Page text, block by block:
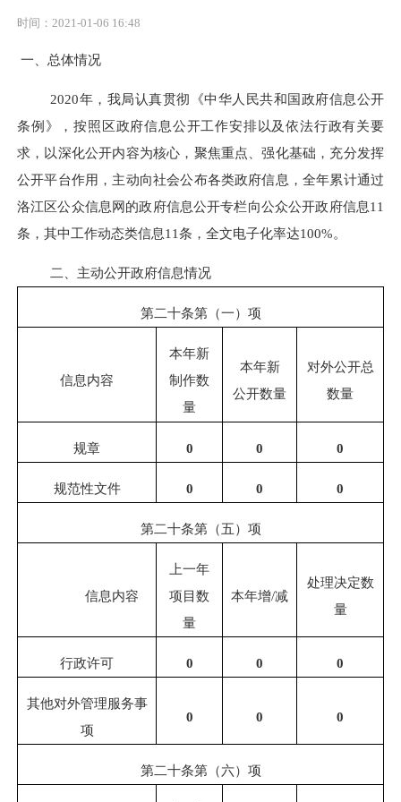
时间：2021-01-06 16:48
一、总体情况
2020年，我局认真贯彻 《中华人民共和国政府信息公开
条例》
，按照区政府信息公开工作安排以及依法行政有关要
求，以深化公开内容为核心，聚焦重点、强化基础，充分发挥
公开平台作用，主动向社会公布各类政府信息 ，全年累计通过
洛江区公众信息网的政府信息公开专栏向公众公开政府信息1 1
条，其中工作动态类信息1 1条，全文电子化率达100%。
二、主动公开政府信息情况
第二十条第（一）项
信息内容
本年新
制作数
量
本年新
公开数量
对外公开总
数量
规章 0 0 0
规范性文件 0 0 0
第二十条第（五）项
信息内容
上一年
项目数
量
本年增/减
处理决定数
量
行政许可 0 0 0
其他对外管理服务事
项
0 0 0
第二十条第（六）项